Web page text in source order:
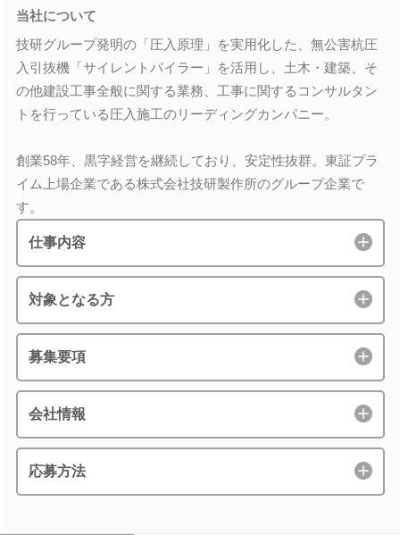
当社について
技研グループ発明の「圧入原理」を実用化した、無公害杭圧
入引抜機「サイレントパイラー」を活用し、土木・建築、そ
の他建設工事全般に関する業務、工事に関するコンサルタン
トを行っている圧入施工のリーディングカンパニー。
創業58年、黒字経営を継続しており、安定性抜群。東証プラ
イム上場企業である株式会社技研製作所のグループ企業で
す。
仕事内容
対象となる方
募集要項
会社情報
応募方法